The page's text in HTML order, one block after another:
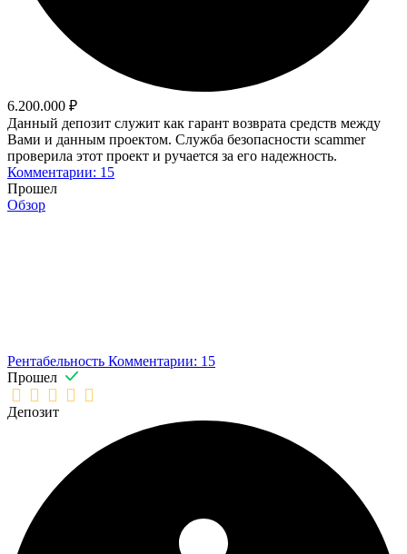
6.200.000 ₽
Данный депозит служит как гарант возврата средств между
Вами и данным проектом. Служба безопасности scammer
проверила этот проект и ручается за его надежность.
Комментарии: 15
Прошел
Обзор
Рентабельность Комментарии: 15
Прошел
Депозит